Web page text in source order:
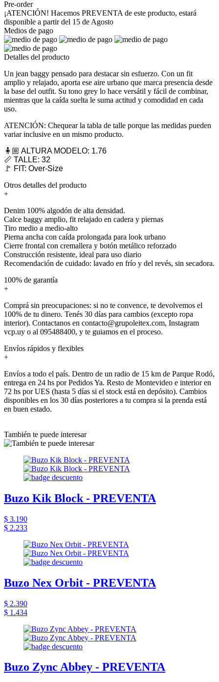
Pre-order
¡ATENCIÓN! Hacemos PREVENTA de este producto, estará
disponible a partir del 15 de Agosto
Medios de pago
Detalles del producto
Un jean baggy pensado para destacar sin esfuerzo. Con un fit
amplio y relajado, aporta ese aire urbano que marca presencia desde
la base del outfit. Su tono grey lo hace versátil y fácil de combinar,
mientras que la caída suelta le suma actitud y comodidad en cada
uso.
ATENCIÓN: Chequear la tabla de talle porque las medidas pueden
variar inclusive en un mismo producto.
🧍🏼 ALTURA MODELO: 1.76
📏 TALLE: 32
🚩 FIT: Over-Size
Otros detalles del producto
+
Denim 100% algodón de alta densidad.
Calce baggy amplio, fit relajado en cadera y piernas
Tiro medio a medio-alto
Pierna ancha con caída prolongada para look urbano
Cierre frontal con cremallera y botón metálico reforzado
Construcción resistente, ideal para uso diario
Recomendación de cuidado: lavado en frío y del revés, sin secadora.
100% de garantía
+
Comprá sin preocupaciones: si no te convence, te devolvemos el
100% de tu dinero. Tenés 30 días para cambios (excepto ropa
interior). Contactanos en contacto@grupoleitex.com, Instagram
vcp.uy o al 095488400, y te guiamos en el proceso.
Envíos rápidos y flexibles
+
Envíos a todo el país. Dentro de un radio de 15 km de Parque Rodó,
entrega en 24 hs por Pedidos Ya. Resto de Montevideo e interior en
72 hs por UES (hasta 5 días si el stock está en depósito). Cambios
disponibles en los 30 días posteriores a tu compra si la prenda está
en buen estado.
También te puede interesar
Buzo Kik Block - PREVENTA
$ 3.190
$ 2.233
Buzo Nex Orbit - PREVENTA
$ 2.390
$ 1.434
Buzo Zync Abbey - PREVENTA